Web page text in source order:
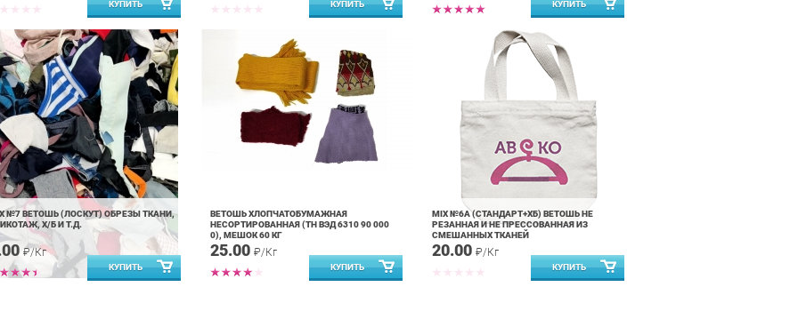
№7 ВЕТОШЬ (ЛОСКУТ) ОБРЕЗЫ ТКАНИ,
Х/Б И Т.Д.
₽/Кг
ВЕТОШЬ ХЛОПЧАТОБУМАЖНАЯ
НЕСОРТИРОВАННАЯ (ТН ВЭД 6310 90 000
0), МЕШОК 60 КГ
25.00 ₽/Кг
MIX №6А (СТАНДАРТ+ХБ) ВЕТОШЬ НЕ
РЕЗАННАЯ И НЕ ПРЕССОВАННАЯ ИЗ
СМЕШАННЫХ ТКАНЕЙ
20.00 ₽/Кг